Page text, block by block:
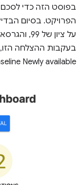
בפוסט הזה כדי
הפרויקט. בסיום
על ציון של
בעקבות ההצלחה
Newly available.